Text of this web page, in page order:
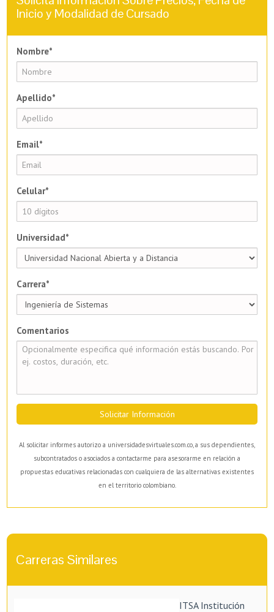
Inicio y Modalidad de Cursado
Nombre*
Apellido*
Email*
Celular*
Universidad*
Carrera*
Comentarios
Solicitar Información
Al solicitar informes autorizo a universidadesvirtuales.com.co, a sus dependientes,
subcontratados o asociados a contactarme para asesorarme en relación a
propuestas educativas relacionadas con cualquiera de las alternativas existentes
en el territorio colombiano.
Carreras Similares
ITSA Institución